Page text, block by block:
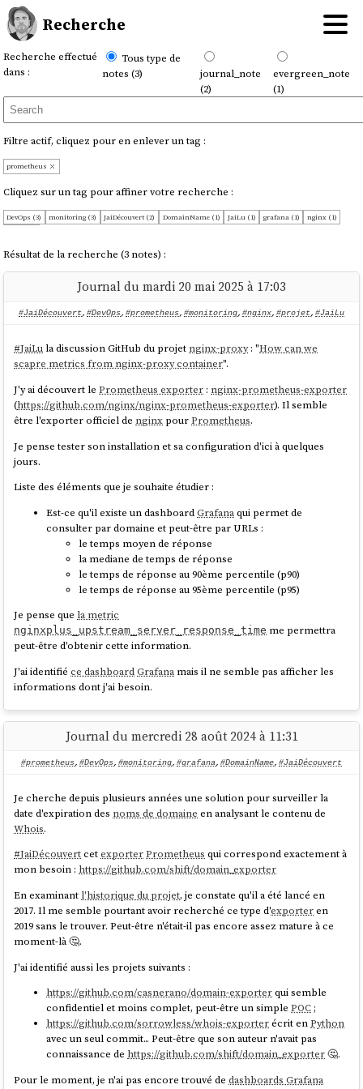
Recherche
Recherche effectué
dans :
Tous type de
notes (3)
journal_note
(2)
evergreen_note
(1)
Filtre actif, cliquez pour en enlever un tag :
prometheus
Cliquez sur un tag pour affiner votre recherche :
DevOps (3) monitoring (3) JaiDécouvert (2) DomainName (1) JaiLu (1) grafana (1)
nginx (1)
Résultat de la recherche (3 notes) :
Journal du mardi 20 mai 2025 à 17:03
#JaiDécouvert, #DevOps, #prometheus, #monitoring, #nginx, #projet, #JaiLu
#JaiLula discussion GitHub du projet nginx-proxy: "How can we
scapre metrics from nginx-proxy container".
J'y ai découvert lePrometheus exporter : nginx-prometheus-exporter
(https://github.com/nginx/nginx-prometheus-exporter). Il semble
être l'exporter officiel de nginx pourPrometheus.
Je pense tester son installation et sa configuration d'ici à quelques
jours.
Liste des éléments que je souhaite étudier :
Est-ce qu'il existe un dashboardGrafanaqui permet de
consulter par domaine et peut-être par URLs :
le temps moyen de réponse
la mediane de temps de réponse
le temps de réponse au 90ème percentile (p90)
le temps de réponse au 95ème percentile (p95)
Je pense que la metric
nginxplus_upstream_server_response_time me permettra
peut-être d'obtenir cette information.
J'ai identifiéce dashboard Grafana mais il ne semble pas afficher les
informations dont j'ai besoin.
Journal du mercredi 28 août 2024 à 11:31
#prometheus, #DevOps, #monitoring, #grafana, #DomainName, #JaiDécouvert
Je cherche depuis plusieurs années une solution pour surveiller la
date d'expiration des noms de domaine en analysant le contenu de
Whois.
#JaiDécouvertcetexporter Prometheusqui correspond exactement à
mon besoin : https://github.com/shift/domain_exporter
En examinant l'historique du projet, je constate qu'il a été lancé en
2017. Il me semble pourtant avoir recherché ce type d'exporteren
2019 sans le trouver. Peut-être n'était-il pas encore assez mature à ce
moment-là 🤔.
J'ai identifié aussi les projets suivants :
https://github.com/casnerano/domain-exporterqui semble
confidentiel et moins complet, peut-être un simplePOC ;
https://github.com/sorrowless/whois-exporterécrit enPython
avec un seul commit... Peut-être que son auteur n'avait pas
connaissance de https://github.com/shift/domain_exporter🤔.
Pour le moment, je n'ai pas encore trouvé dedashboards Grafana